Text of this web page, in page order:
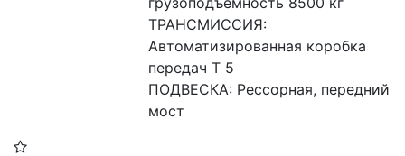
ТРАНСМИССИЯ:
Автоматизированная коробка
передач Т 5
ПОДВЕСКА: Рессорная, передний
мост